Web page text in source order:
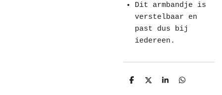
Dit armbandje is
verstelbaar en
past dus bij
iedereen.
D
D
S
D